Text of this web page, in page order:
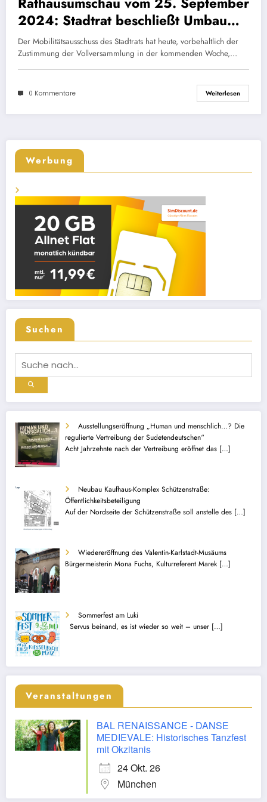
2024: Stadtrat beschließt Umbau
der Lindwurmstraße
Der Mobilitätsausschuss des Stadtrats hat heute, vorbehaltlich der
Zustimmung der Vollversammlung in der kommenden Woche,…
0 Kommentare Weiterlesen
Werbung
Suchen
Ausstellungseröffnung „Human und menschlich…? Die
regulierte Vertreibung der Sudetendeutschen“
Acht Jahrzehnte nach der Vertreibung eröffnet das […]
Neubau Kaufhaus-Komplex Schützenstraße:
Öffentlichkeitsbeteiligung
Auf der Nordseite der Schützenstraße soll anstelle des […]
Wiedereröffnung des Valentin-Karlstadt-Musäums
Bürgermeisterin Mona Fuchs, Kulturreferent Marek […]
Sommerfest am Luki
Servus beinand, es ist wieder so weit – unser […]
Veranstaltungen
BAL RENAISSANCE - DANSE
MEDIEVALE: Historisches Tanzfest
mit Okzitanis
24 Okt. 26
München